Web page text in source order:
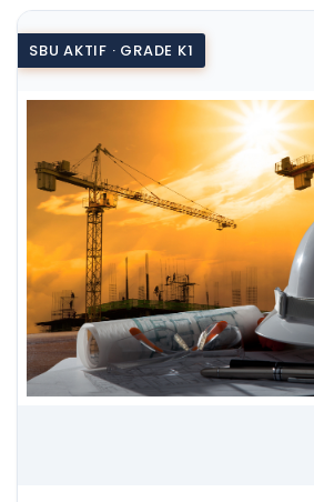
SBU AKTIF · GRADE K1